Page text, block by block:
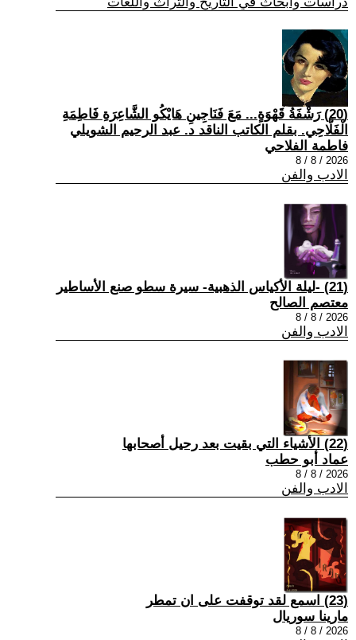
(20) رَشْفَةُ قَهْوَةٍ... مَعَ فَنَاجِينِ هَايْكُو الشَّاعِرَةِ فَاطِمَةِ
الْفَلَّاحِي. بقلم الكاتب الناقد د. عبد الرحيم الشويلي
فاطمة الفلاحي
2026 / 8 / 8
الادب والفن
(21) -ليلة الأكياس الذهبية- سيرة سطو صنع الأساطير
معتصم الصالح
2026 / 8 / 8
الادب والفن
(22) الأشياء التي بقيت بعد رحيل أصحابها
عماد أبو حطب
2026 / 8 / 8
الادب والفن
(23) اسمع لقد توقفت على ان تمطر
مارينا سوريال
2026 / 8 / 8